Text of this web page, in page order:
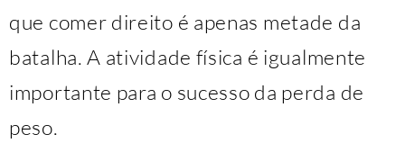
que comer direito é apenas metade da
batalha. A atividade física é igualmente
importante para o sucesso da perda de
peso.